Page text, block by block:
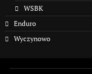
WSBK
Enduro
Wyczynowo